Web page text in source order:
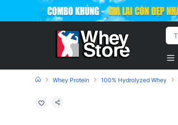
Whey Protein 100% Hydrolyzed Whey